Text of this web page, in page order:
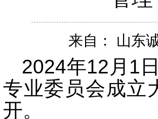
来自： 山东
2024年12月1
专业委员会成立
开。